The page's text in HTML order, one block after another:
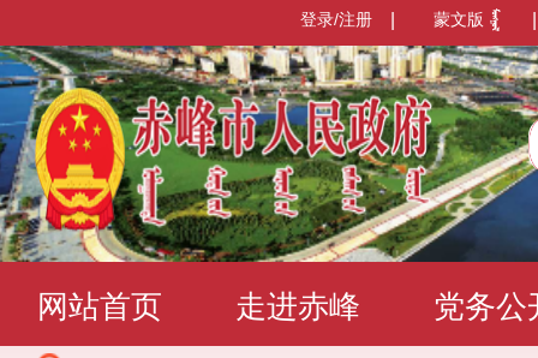
蒙文版
登录/注册
网站首页 走进赤峰 党务公